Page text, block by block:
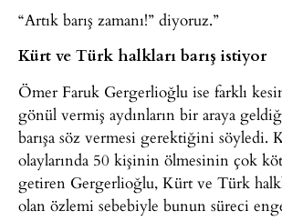
“Artık barış zamanı!” diyoruz.”
Kürt ve Türk halkları barış istiyor
Ömer Faruk Gergerlioğlu ise farklı
gönül vermiş aydınların bir araya
barışa söz vermesi gerektiğini söyledi.
olaylarında 50 kişinin ölmesinin çok
getiren Gergerlioğlu, Kürt ve Türk
olan özlemi sebebiyle bunun süreci